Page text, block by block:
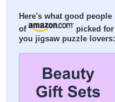
Here's what good people
of
picked for
you jigsaw puzzle lovers: